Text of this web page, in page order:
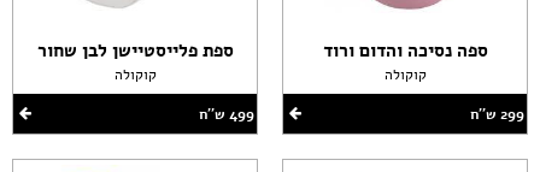
ספה נסיכה והדום ורוד
קוקולה
299 ש''ח
ספת פלייסטיישן לבן שחור
קוקולה
499 ש''ח